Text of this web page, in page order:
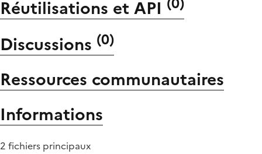
Réutilisations et API
Discussions (0)
Ressources communautaires
Informations
2 fichiers principaux